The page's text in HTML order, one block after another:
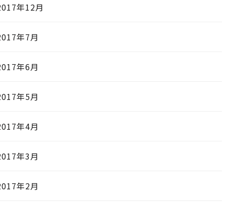
年12月
年7月
年6月
年5月
年4月
年3月
年2月